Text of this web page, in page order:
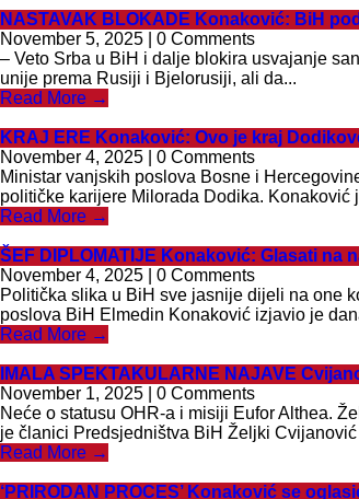
NASTAVAK BLOKADE Konaković: BiH
November 5, 2025 | 0 Comments
– Veto Srba u BiH i dalje blokira usvajanje
unije prema Rusiji i Bjelorusiji, ali da...
Read More →
KRAJ ERE Konaković: Ovo je kraj
November 4, 2025 | 0 Comments
Ministar vanjskih poslova Bosne i
političke karijere Milorada Dodika. Konaković
Read More →
ŠEF DIPLOMATIJE Konaković: Glasati
November 4, 2025 | 0 Comments
Politička slika u BiH sve jasnije dijeli na one
poslova BiH Elmedin Konaković izjavio je
Read More →
IMALA SPEKTAKULARNE NAJAVE
November 1, 2025 | 0 Comments
Neće o statusu OHR-a i misiji Eufor Althea.
je članici Predsjedništva BiH Željki Cvijanović
Read More →
‘PRIRODAN PROCES’ Konaković se